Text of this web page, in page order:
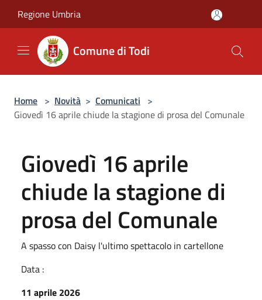
Regione Umbria
Comune di Todi
Home > Novità > Comunicati >
Giovedì 16 aprile chiude la stagione di prosa del Comunale
Giovedì 16 aprile
chiude la stagione di
prosa del Comunale
A spasso con Daisy l'ultimo spettacolo in cartellone
Data :
11 aprile 2026